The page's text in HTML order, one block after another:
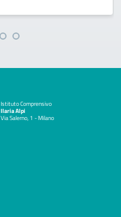
Istituto Comprensivo
Ilaria Alpi
Via Salerno, 1 - Milano
— Visita la pagina iniziale della scuola